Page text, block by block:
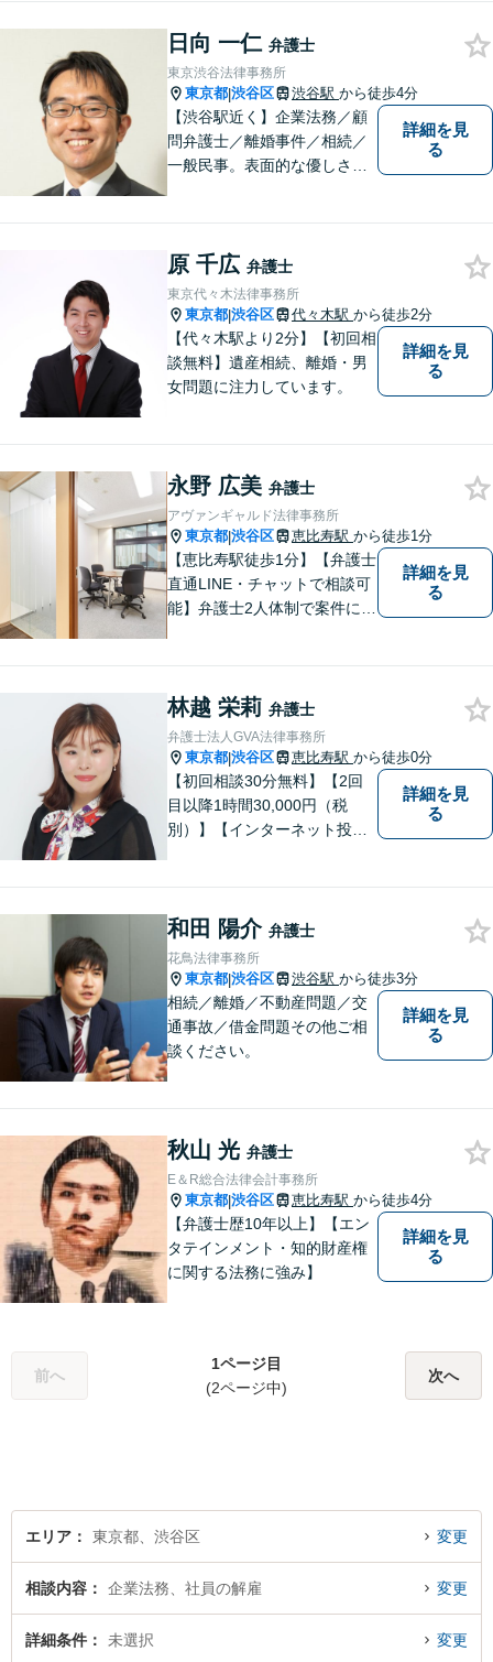
を捉えたトータルサポートが
可能です。
日向 一仁 弁護士
東京渋谷法律事務所
東京都|渋谷区 渋谷駅 から徒歩4分
【渋谷駅近く】企業法務／顧
問弁護士／離婚事件／相続／
一般民事。表面的な優しさだ
をしております。お気軽にご
相談ください。
詳細を見
る
原 千広 弁護士
東京代々木法律事務所
東京都|渋谷区 代々木駅 から徒歩2分
【代々木駅より2分】【初回相
談無料】遺産相続、離婚・男
女問題に注力しています。
詳細を見
る
永野 広美 弁護士
アヴァンギャルド法律事務所
東京都|渋谷区 恵比寿駅 から徒歩1分
【恵比寿駅徒歩1分】【弁護士
直通LINE・チャットで相談可
能】弁護士2人体制で案件に取
最適な解決策を提案【年中無
休・早朝夜間対応可能（要予
約）】
詳細を見
る
林越 栄莉 弁護士
弁護士法人GVA法律事務所
東京都|渋谷区 恵比寿駅 から徒歩0分
【初回相談30分無料】【2回
目以降1時間30,000円（税
別）】【インターネット投稿
詳細を見
る
和田 陽介 弁護士
花鳥法律事務所
東京都|渋谷区 渋谷駅 から徒歩3分
相続／離婚／不動産問題／交
通事故／借金問題その他ご相
談ください。
詳細を見
る
秋山 光 弁護士
E＆R総合法律会計事務所
東京都|渋谷区 恵比寿駅 から徒歩4分
【弁護士歴10年以上】【エン
タテインメント・知的財産権
に関する法務に強み】
詳細を見
る
前へ
1ページ目
(2ページ中)
次へ
エリア 東京都、渋谷区 変更
相談内容 企業法務、社員の解雇 変更
詳細条件 未選択 変更